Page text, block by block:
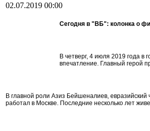
02.07.2019 00:00
Сегодня в "ВБ": колонка о
В четверг, 4 июля 2019 года
впечатление. Главный герой
В главной роли Азиз Бейшеналиев,
работал в Москве. Последние несколько лет